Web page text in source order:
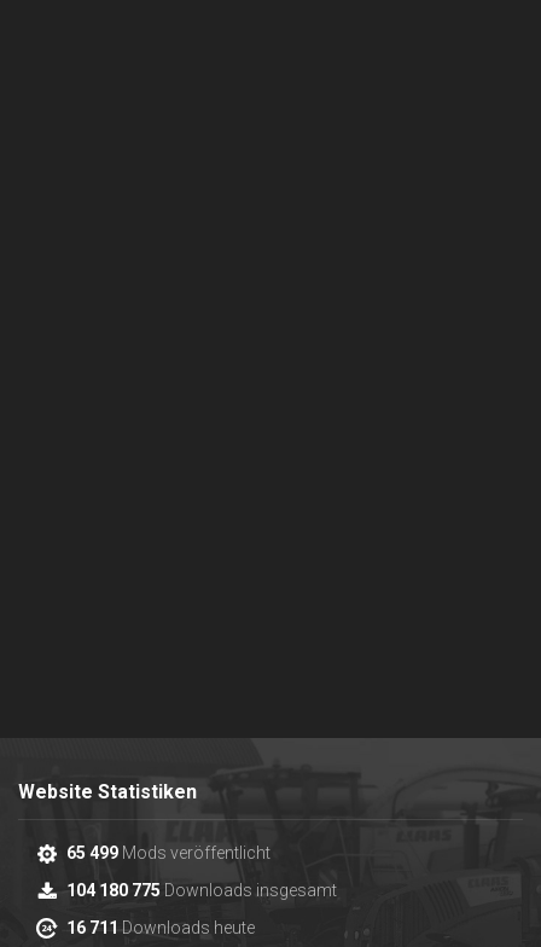
Website Statistiken
65 499 Mods veröffentlicht
104 180 775 Downloads insgesamt
16 711Downloads heute